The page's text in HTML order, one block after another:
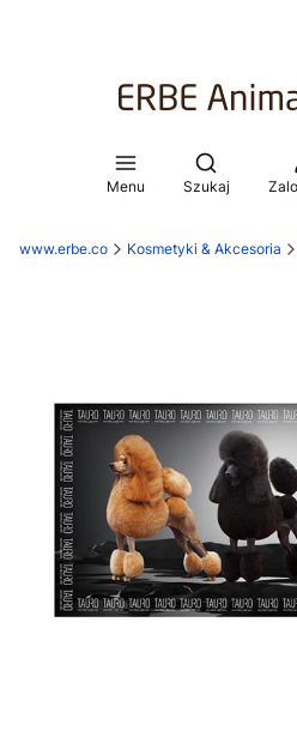
Menu
Otwórz
Szukaj
www.erbe.co Kosmetyki & Akcesoria